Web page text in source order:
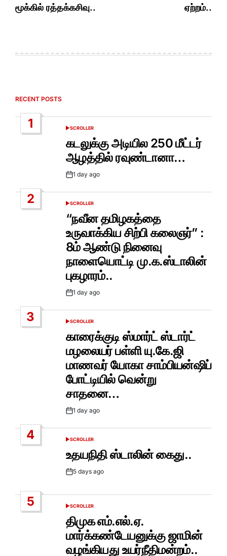
மூக்கில் ரத்தக்கசிவு..
ஏற்றம்..
RECENT POSTS
1
POSTED
SCROLLER
கடலுக்கு அடியில 250 மீட்டர்
ஆழத்தில் ரவுண்டானா…
Post1 day ago
2
POSTED
IN
SCROLLER
“நவீன தமிழகத்தை
உருவாக்கிய சிற்பி கலைஞர்” :
8ம் ஆண்டு நினைவு
நாளையொட்டி மு.க.ஸ்டாலின்
புகழாரம்..
Post1 day ago
3
POSTED
SCROLLER
காரைக்குடி ஸ்மார்ட் ஸ்டார்ட்
மழலையர் பள்ளி யு.கே.ஜி
மாணவர் யோகா சாம்பியன்ஷிப்
போட்டியில் வென்று
சாதனை…
Post1 day ago
4
POSTED
SCROLLER
உதயநிதி ஸ்டாலின் கைது..
Post5 days ago
5
POSTED
SCROLLER
திமுக எம்.எல்.ஏ.
மார்க்கண்டேயனுக்கு ஜாமின்
வழங்கியது உயர்நீதிமன்றம்..